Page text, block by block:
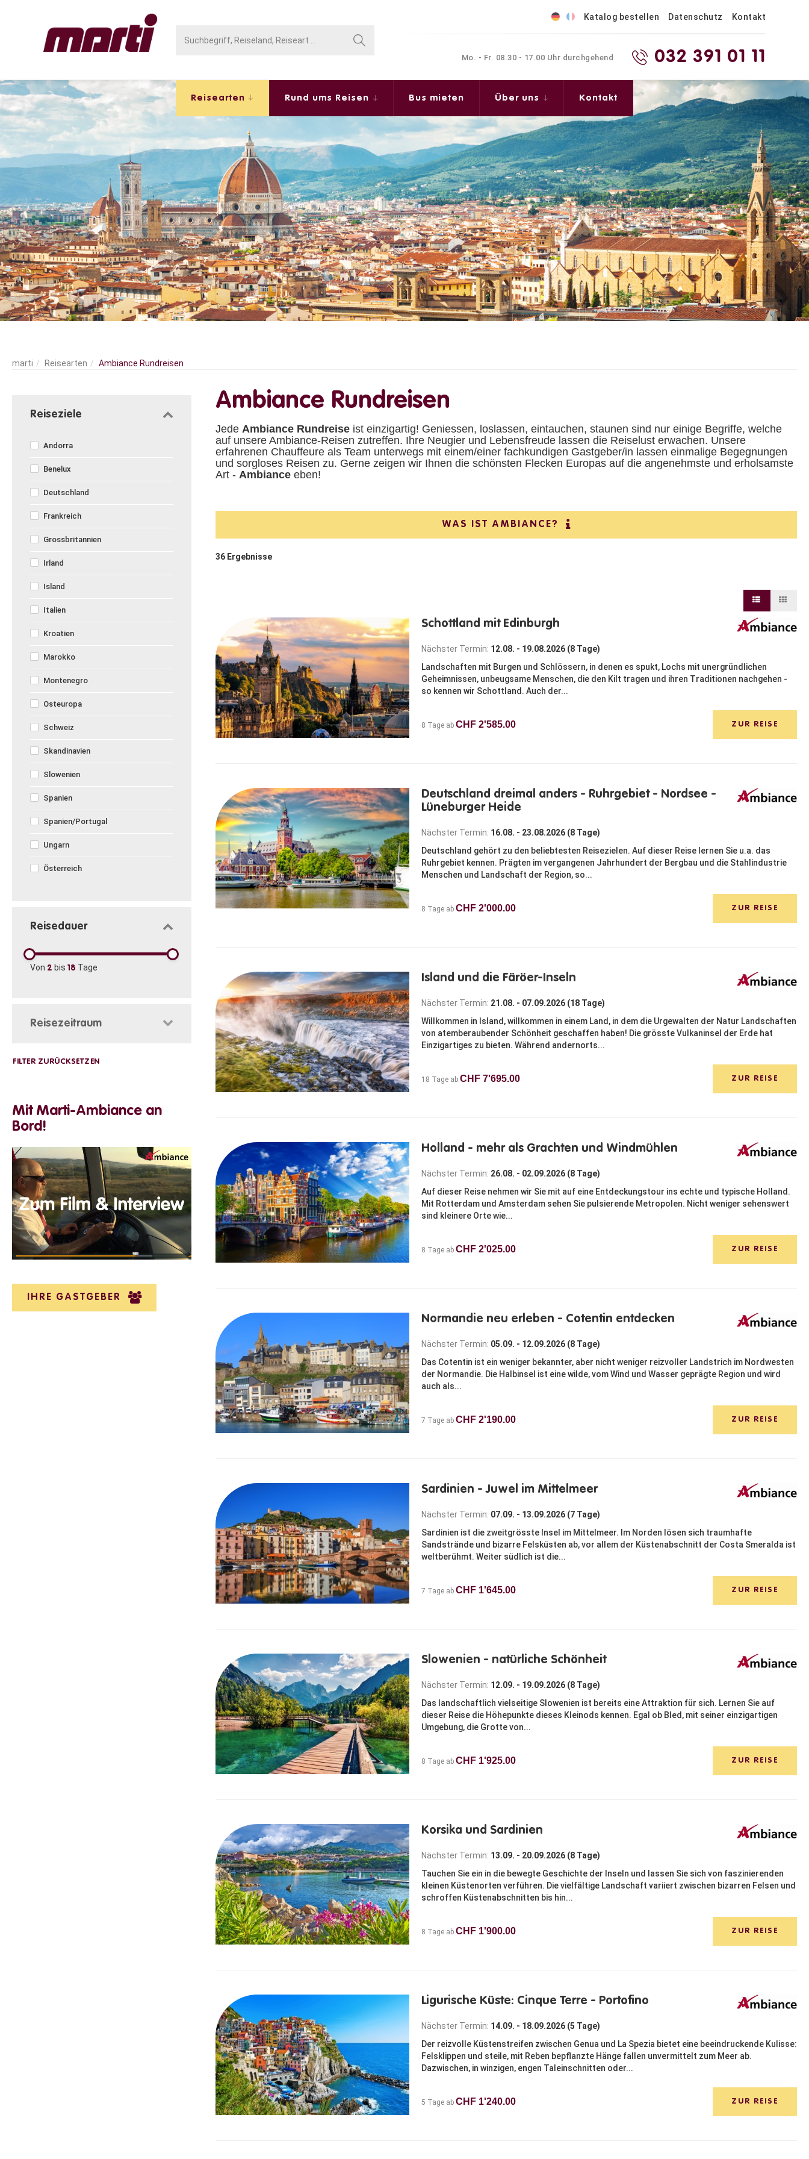
Katalog bestellen Datenschutz Kontakt
Mo. - Fr. 08.30 - 17.00 Uhr durchgehend 032 391 01 11
Reisearten Rund ums Reisen Bus mieten Über uns Kontakt
Reisearten Ambiance Rundreisen
Reiseziele
Andorra
Benelux
Deutschland
Frankreich
Grossbritannien
Irland
Island
Italien
Kroatien
Marokko
Montenegro
Osteuropa
Schweiz
Skandinavien
Slowenien
Spanien
Spanien/Portugal
Ungarn
Österreich
Reisedauer
Von 2 bis 18 Tage
Reisezeitraum
Mit Marti-Ambiance an
Bord!
IHRE GASTGEBER
Ambiance Rundreisen
Jede Ambiance Rundreiseist einzigartig! Geniessen, loslassen, eintauchen, staunen sind nur einige Begriffe, welche
auf unsere Ambiance-Reisen zutreffen. Ihre Neugier und Lebensfreude lassen die Reiselust erwachen. Unsere
erfahrenen Chauffeure als Team unterwegs mit einem/einer fachkundigen Gastgeber/in lassen einmalige Begegnungen
und sorgloses Reisen zu. Gerne zeigen wir Ihnen die schönsten Flecken Europas auf die angenehmste und erholsamste
Art - Ambianceeben!
WAS IST AMBIANCE?
36 Ergebnisse
Schottland mit Edinburgh
Nächster Termin: 12.08. - 19.08.2026 (8 Tage)
Landschaften mit Burgen und Schlössern, in denen es spukt, Lochs mit unergründlichen
Geheimnissen, unbeugsame Menschen, die den Kilt tragen und ihren Traditionen nachgehen -
so kennen wir Schottland. Auch der...
8 Tage ab CHF 2'585.00 ZUR REISE
Deutschland dreimal anders - Ruhrgebiet - Nordsee -
Lüneburger Heide
Nächster Termin: 16.08. - 23.08.2026 (8 Tage)
Deutschland gehört zu den beliebtesten Reisezielen. Auf dieser Reise lernen Sie u.a. das
Ruhrgebiet kennen. Prägten im vergangenen Jahrhundert der Bergbau und die Stahlindustrie
Menschen und Landschaft der Region, so...
8 Tage ab CHF 2'000.00 ZUR REISE
Island und die Färöer-Inseln
Nächster Termin: 21.08. - 07.09.2026 (18 Tage)
Willkommen in Island, willkommen in einem Land, in dem die Urgewalten der Natur Landschaften
von atemberaubender Schönheit geschaffen haben! Die grösste Vulkaninsel der Erde hat
Einzigartiges zu bieten. Während andernorts...
18 Tage ab CHF 7'695.00 ZUR REISE
Holland - mehr als Grachten und Windmühlen
Nächster Termin: 26.08. - 02.09.2026 (8 Tage)
Auf dieser Reise nehmen wir Sie mit auf eine Entdeckungstour ins echte und typische Holland.
Mit Rotterdam und Amsterdam sehen Sie pulsierende Metropolen. Nicht weniger sehenswert
sind kleinere Orte wie...
8 Tage ab CHF 2'025.00 ZUR REISE
Normandie neu erleben - Cotentin entdecken
Nächster Termin: 05.09. - 12.09.2026 (8 Tage)
Das Cotentin ist ein weniger bekannter, aber nicht weniger reizvoller Landstrich im Nordwesten
der Normandie. Die Halbinsel ist eine wilde, vom Wind und Wasser geprägte Region und wird
auch als...
7 Tage ab CHF 2'190.00 ZUR REISE
Sardinien - Juwel im Mittelmeer
Nächster Termin: 07.09. - 13.09.2026 (7 Tage)
Sardinien ist die zweitgrösste Insel im Mittelmeer. Im Norden lösen sich traumhafte
Sandstrände und bizarre Felsküsten ab, vor allem der Küstenabschnitt der Costa Smeralda ist
weltberühmt. Weiter südlich ist die...
7 Tage ab CHF 1'645.00 ZUR REISE
Slowenien - natürliche Schönheit
Nächster Termin: 12.09. - 19.09.2026 (8 Tage)
Das landschaftlich vielseitige Slowenien ist bereits eine Attraktion für sich. Lernen Sie auf
dieser Reise die Höhepunkte dieses Kleinods kennen. Egal ob Bled, mit seiner einzigartigen
Umgebung, die Grotte von...
8 Tage ab CHF 1'925.00 ZUR REISE
Korsika und Sardinien
Nächster Termin: 13.09. - 20.09.2026 (8 Tage)
Tauchen Sie ein in die bewegte Geschichte der Inseln und lassen Sie sich von faszinierenden
kleinen Küstenorten verführen. Die vielfältige Landschaft variiert zwischen bizarren Felsen und
schroffen Küstenabschnitten bis hin...
8 Tage ab CHF 1'900.00 ZUR REISE
Ligurische Küste: Cinque Terre - Portofino
Nächster Termin: 14.09. - 18.09.2026 (5 Tage)
Der reizvolle Küstenstreifen zwischen Genua und La Spezia bietet eine beeindruckende Kulisse:
Felsklippen und steile, mit Reben bepflanzte Hänge fallen unvermittelt zum Meer ab.
Dazwischen, in winzigen, engen Taleinschnitten oder...
5 Tage ab CHF 1'240.00 ZUR REISE